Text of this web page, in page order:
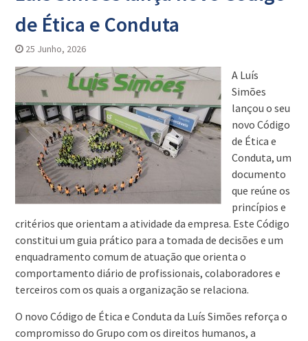
de Ética e Conduta
25 Junho, 2026
A Luís
Simões
lançou o seu
novo Código
de Ética e
Conduta, um
documento
que reúne os
princípios e
critérios que orientam a atividade da empresa. Este Código
constitui um guia prático para a tomada de decisões e um
enquadramento comum de atuação que orienta o
comportamento diário de profissionais, colaboradores e
terceiros com os quais a organização se relaciona.
O novo Código de Ética e Conduta da Luís Simões reforça o
compromisso do Grupo com os direitos humanos, a